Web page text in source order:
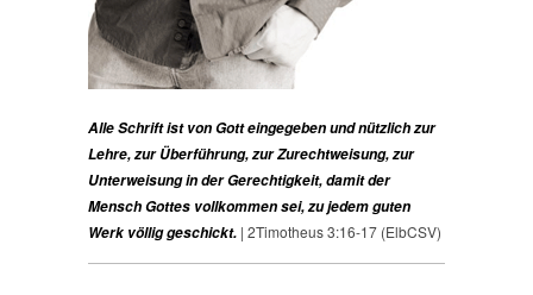
Alle Schrift ist von Gott eingegeben und nützlich zur
Lehre, zur Überführung, zur Zurechtweisung, zur
Unterweisung in der Gerechtigkeit, damit der
Mensch Gottes vollkommen sei, zu jedem guten
Werk völlig geschickt. | 2Timotheus 3:16-17 (ElbCSV)